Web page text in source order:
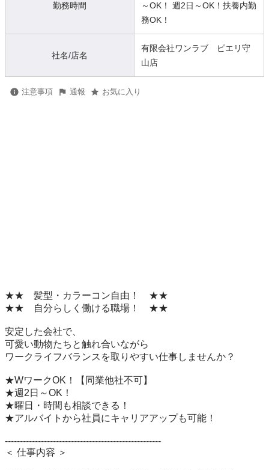
勤務時間
～OK！ 週2日～OK！扶養内勤
務OK！
社名/店名
有限会社ワンラブ ピエリ守
山店
注意事項 通報 お気に入り
★★　髪型・カラーコン自由！　★★
★★　自分らしく働ける職場！　★★
安定した会社で、
可愛い動物たちと触れ合いながら
ワークライフバランスを取りやすい仕事しませんか？
★WワークOK！【同業他社不可】
★週2日～OK！
★曜日・時間も相談できる！
★アルバイトから社員にキャリアアップも可能！
----------------------------------------------------
＜ 仕事内容 ＞